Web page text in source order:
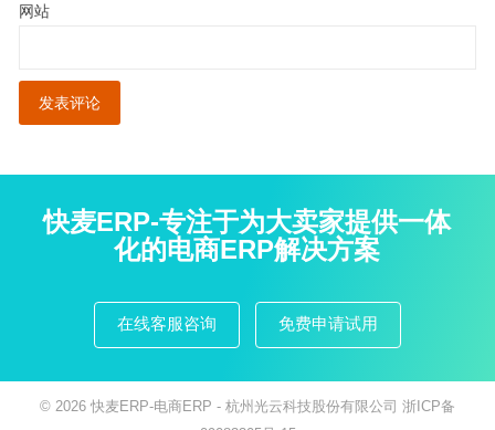
网站
快麦ERP-专注于为大卖家提供一体
化的电商ERP解决方案
在线客服咨询 免费申请试用
© 2026 快麦ERP-电商ERP - 杭州光云科技股份有限公司 浙ICP备